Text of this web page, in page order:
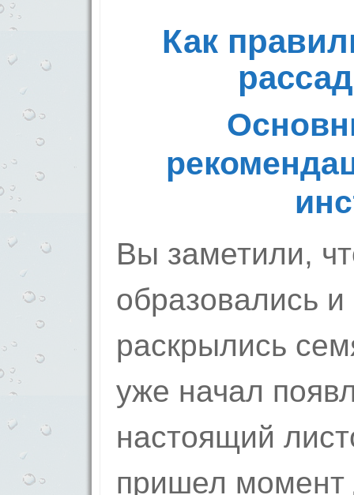
Как
Вы заметили,
образовались
раскрылись
уже начал
настоящий
пришел момент